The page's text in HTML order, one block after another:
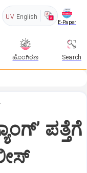
UV English
E-Paper
ಹೊಂಗಿರಣ Search
ಪತ್ತೆಗೆ